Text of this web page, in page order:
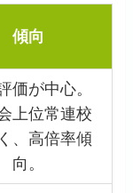
傾向
価が中心。
上位常連校
、高倍率傾
向。